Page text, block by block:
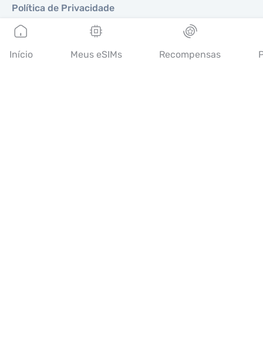
Política de Privacidade
Política de entrega e reembolsos
Mapa do site
Afiliados
Início Meus eSIMs Recompensas